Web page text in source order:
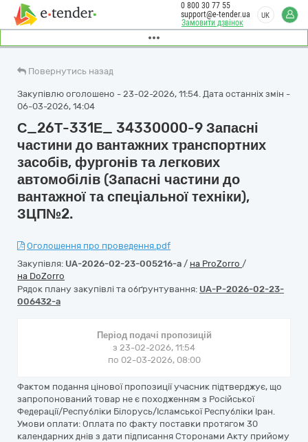
Замовити дзвінок
0 800 30 77 55
support@e-tender.ua
UK
Повернутись назад
Закупівлю оголошено - 23-02-2026, 11:54. Дата останніх змін -
06-03-2026, 14:04
С_26Т-331Е_ 34330000-9 Запасні
частини до вантажних транспортних
засобів, фургонів та легкових
автомобілів (Запасні частини до
вантажної та спеціальної техніки),
ЗЦП№2.
Оголошення про проведення.pdf
Закупівля: UA-2026-02-23-005216-a / на ProZorro /
на DoZorro
Рядок плану закупівлі та обґрунтування: UA-P-2026-02-23-
006432-a
Період подачі пропозицій
з 23-02-2026, 11:54
по 02-03-2026, 08:00
Фактом подання цінової пропозиції учасник підтверджує, що
запропонований товар не є походженням з Російської
Федерації/Республіки Білорусь/Ісламської Республіки Іран.
Умови оплати: Оплата по факту поставки протягом 30
календарних днів з дати підписання Сторонами Акту прийому